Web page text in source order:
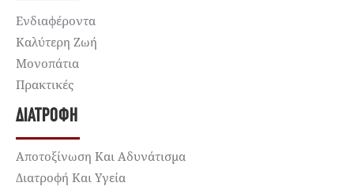
Ενδιαφέροντα
Καλύτερη Ζωή
Μονοπάτια
Πρακτικές
ΔΙΑΤΡΟΦΉ
Αποτοξίνωση Και Αδυνάτισμα
Διατροφή Και Υγεία